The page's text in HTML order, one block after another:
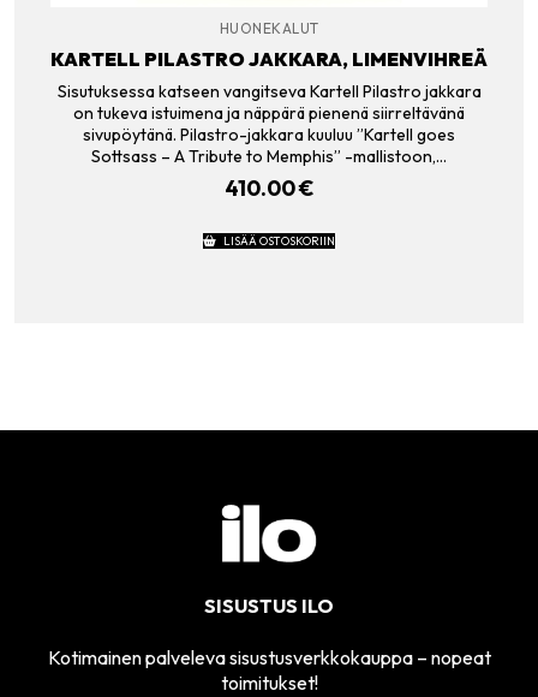
HUONEKALUT
KARTELL PILASTRO JAKKARA, LIMENVIHREÄ
Sisutuksessa katseen vangitseva Kartell Pilastro jakkara
on tukeva istuimena ja näppärä pienenä siirreltävänä
sivupöytänä. Pilastro-jakkara kuuluu ”Kartell goes
Sottsass – A Tribute to Memphis” -mallistoon,…
410.00€
LISÄÄ OSTOSKORIIN
SISUSTUS ILO
Kotimainen palveleva sisustusverkkokauppa – nopeat
toimitukset!